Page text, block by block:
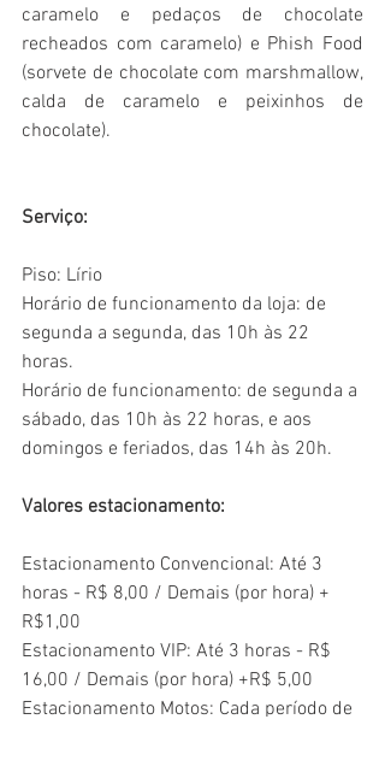
caramelo e pedaços de chocolate
recheados com caramelo) e Phish Food
(sorvete de chocolate com marshmallow,
calda de caramelo e peixinhos de
chocolate).
Serviço:
Piso: Lírio
Horário de funcionamento da loja: de
segunda a segunda, das 10h às 22
horas.
Horário de funcionamento: de segunda a
sábado, das 10h às 22 horas, e aos
domingos e feriados, das 14h às 20h.
Valores estacionamento:
Estacionamento Convencional: Até 3
horas - R$ 8,00 / Demais (por hora) +
R$1,00
Estacionamento VIP: Até 3 horas - R$
16,00 / Demais (por hora) +R$ 5,00
Estacionamento Motos: Cada período de